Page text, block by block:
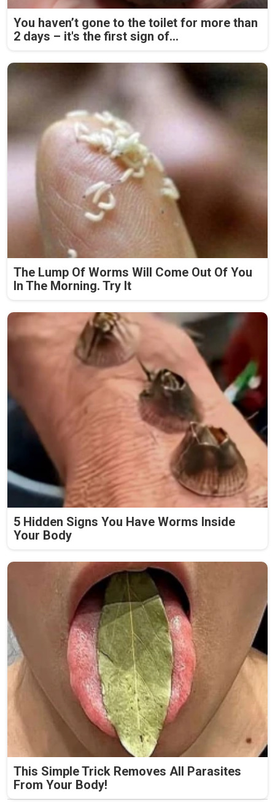
You haven’t gone to the toilet for more than
2 days – it's the first sign of...
The Lump Of Worms Will Come Out Of You
In The Morning. Try It
5 Hidden Signs You Have Worms Inside
Your Body
This Simple Trick Removes All Parasites
From Your Body!